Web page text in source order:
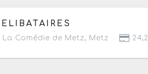
jeudi 17 au dimanche 20 septembre
La Comédie de Metz, Metz